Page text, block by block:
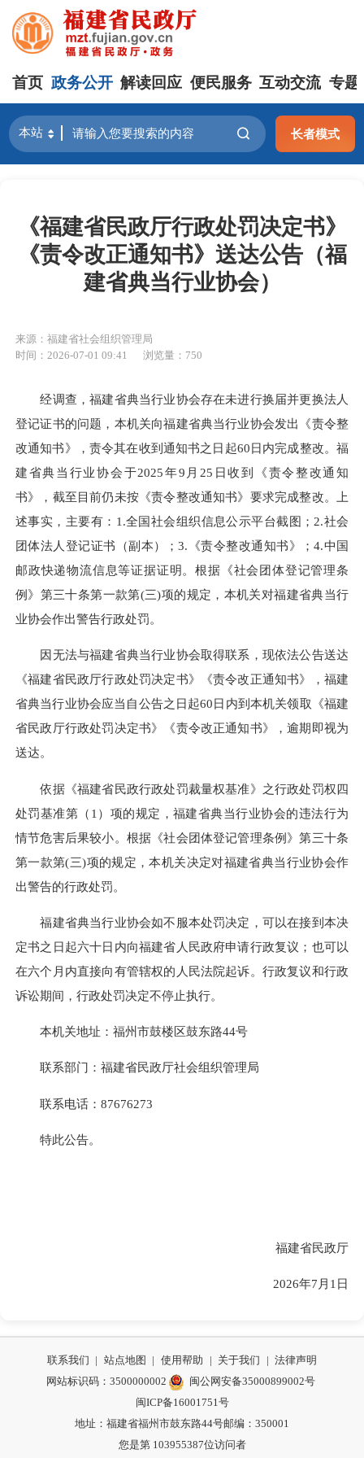
首页 政务公开 解读回应 便民服务 互动交流 专题
长者模式
《福建省民政厅行政处罚决定书》
《责令改正通知书》送达公告（福
建省典当行业协会）
来源：福建省社会组织管理局
时间：2026-07-01 09:41
浏览量：750
经调查，福建省典当行业协会存在未进行换届并更换法人
登记证书的问题，本机关向福建省典当行业协会发出《责令整
改通知书》，责令其在收到通知书之日起60日内完成整改。福
建省典当行业协会于2025年9月25日收到《责令整改通知
书》，截至目前仍未按《责令整改通知书》要求完成整改。上
述事实，主要有：1.全国社会组织信息公示平台截图；2.社会
团体法人登记证书（副本）；3.《责令整改通知书》；4.中国
邮政快递物流信息等证据证明。根据《社会团体登记管理条
例》第三十条第一款第(三)项的规定，本机关对福建省典当行
业协会作出警告行政处罚。
因无法与福建省典当行业协会取得联系，现依法公告送达
《福建省民政厅行政处罚决定书》《责令改正通知书》，福建
省典当行业协会应当自公告之日起60日内到本机关领取《福建
省民政厅行政处罚决定书》《责令改正通知书》，逾期即视为
送达。
依据《福建省民政行政处罚裁量权基准》之行政处罚权四
处罚基准第（1）项的规定，福建省典当行业协会的违法行为
情节危害后果较小。根据《社会团体登记管理条例》第三十条
第一款第(三)项的规定，本机关决定对福建省典当行业协会作
出警告的行政处罚。
福建省典当行业协会如不服本处罚决定，可以在接到本决
定书之日起六十日内向福建省人民政府申请行政复议；也可以
在六个月内直接向有管辖权的人民法院起诉。行政复议和行政
诉讼期间，行政处罚决定不停止执行。
本机关地址：福州市鼓楼区鼓东路44号
联系部门：福建省民政厅社会组织管理局
联系电话：87676273
特此公告。
福建省民政厅
2026年7月1日
联系我们 | 站点地图 | 使用帮助 | 关于我们 | 法律声明
网站标识码：3500000002
闽公网安备35000899002号
闽ICP备16001751号
地址：福建省福州市鼓东路44号邮编：350001
您是第 103955387位访问者